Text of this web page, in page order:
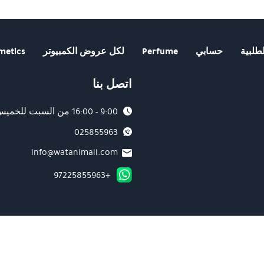
حسابي Perfume لكل عروض الكمبيوتر
اتصل بنا
9:00 - 16:00 من السبت للخميس
025855963
info@watanimall.com
+97225855963